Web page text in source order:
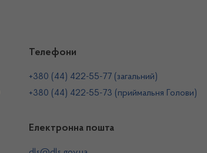
Телефони
+380 (44) 422-55-77 (загальний)
+380 (44) 422-55-73 (приймальня Голови)
Електронна пошта